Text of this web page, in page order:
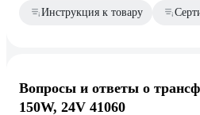
Инструкция к товару
Вопросы и ответы о
150W, 24V 41060